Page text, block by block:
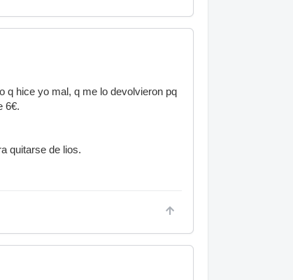
q hice yo mal, q me lo devolvieron pq
6€.
quitarse de lios.